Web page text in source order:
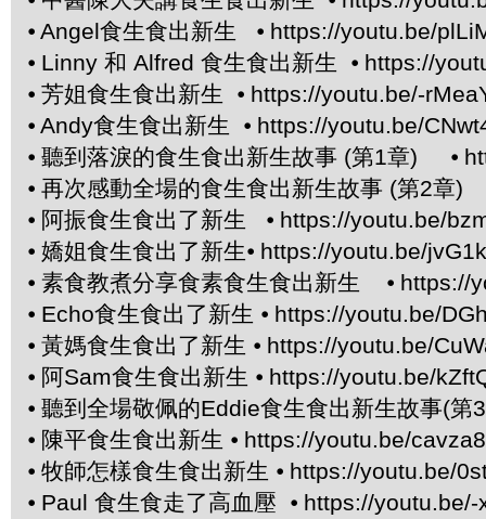
⦁ Angel食生食出新生 ⦁ https://youtu.be/
⦁ Linny 和 Alfred 食生食出新生 ⦁ https://
⦁ 芳姐食生食出新生 ⦁ https://youtu.be/-
⦁ Andy食生食出新生 ⦁ https://youtu.be/
⦁ 聽到落淚的食生食出新生故事 (第1章) ⦁
⦁ 再次感動全場的食生食出新生故事 (第2章)
⦁ 阿振食生食出了新生 ⦁ https://youtu.be/
⦁ 嬌姐食生食出了新生⦁ https://youtu.be/
⦁ 素食教煮分享食素食生食出新生 ⦁ https://
⦁ Echo食生食出了新生 ⦁ https://youtu.be/
⦁ 黃媽食生食出了新生 ⦁ https://youtu.be/
⦁ 阿Sam食生食出新生 ⦁ https://youtu.be/
⦁ 聽到全場敬佩的Eddie食生食出新生故事(第
⦁ 陳平食生食出新生 ⦁ https://youtu.be/
⦁ 牧師怎樣食生食出新生 ⦁ https://youtu.be/
⦁ Paul 食生食走了高血壓 ⦁ https://youtu.be/-